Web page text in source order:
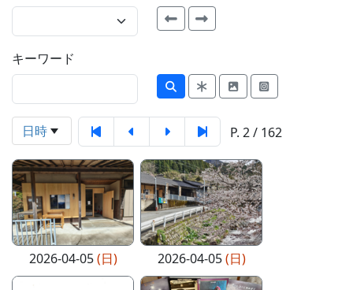
キーワード
日時 P. 2 / 162
2026-04-05(日) 2026-04-05(日)